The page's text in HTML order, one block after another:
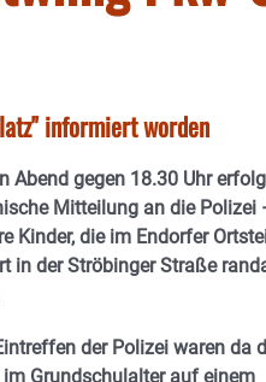
informiert worden
Abend gegen 18.30 Uhr
Mitteilung an die Polizei
Kinder, die im Endorfer
in der Ströbinger Straße
der Polizei waren da
im Grundschulalter auf einem